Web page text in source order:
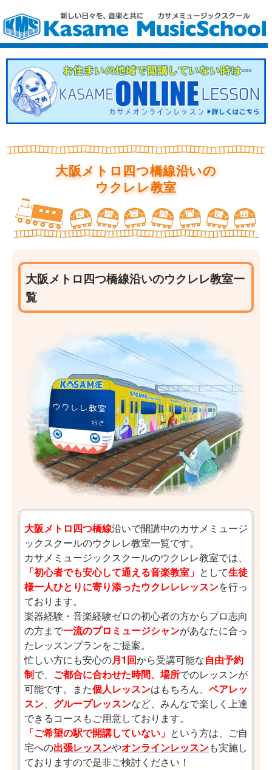
大阪メトロ四つ橋線沿いの
ウクレレ教室
大阪メトロ四つ橋線沿いのウクレレ教室一
覧
大阪メトロ四つ橋線沿いで開講中のカサメミュージ
ックスクールのウクレレ教室一覧です。
カサメミュージックスクールのウクレレ教室では、
「初心者でも安心して通える音楽教室」 として生徒
様一人ひとりに寄り添ったウクレレレッスンを行っ
ております。
楽器経験・音楽経験ゼロの初心者の方からプロ志向
の方まで一流のプロミュージシャンがあなたに合っ
たレッスンプランをご提案。
忙しい方にも安心の月1回から受講可能な自由予約
制で、 ご都合に合わせた時間、場所でのレッスンが
可能です。また個人レッスンはもちろん、 ペアレッ
スン、 グループレッスンなど、みんなで楽しく上達
できるコースもご用意しております。
「ご希望の駅で開講していない」 という方は、ご自
宅への出張レッスンやオンラインレッスンも実施し
ておりますので是非ご検討ください！